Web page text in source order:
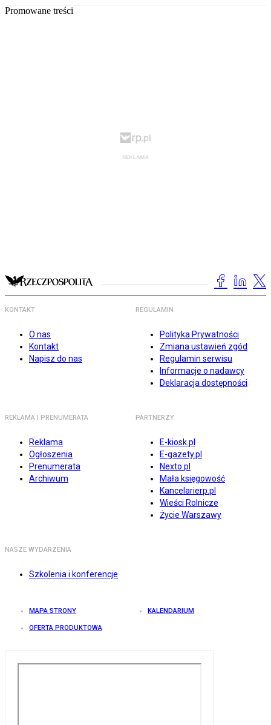
Promowane treści
KONTAKT
O nas
Kontakt
Napisz do nas
REGULAMIN
Polityka Prywatności
Zmiana ustawień zgód
Regulamin serwisu
Informacje o nadawcy
Deklaracja dostępności
REKLAMA I PRENUMERATA
Reklama
Ogłoszenia
Prenumerata
Archiwum
PARTNERZY
E-kiosk.pl
E-gazety.pl
Nexto.pl
Mała księgowość
Kancelarierp.pl
Wieści Rolnicze
Życie Warszawy
NASZE WYDARZENIA
Szkolenia i konferencje
MAPA STRONY KALENDARIUM
OFERTA PRODUKTOWA